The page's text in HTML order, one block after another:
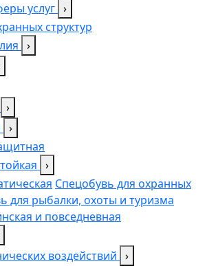
услуг ›
структур
›
›
›
›
Спецобувь для охранных
для рыбалки, охоты и туризма
и повседневная
воздействий ›